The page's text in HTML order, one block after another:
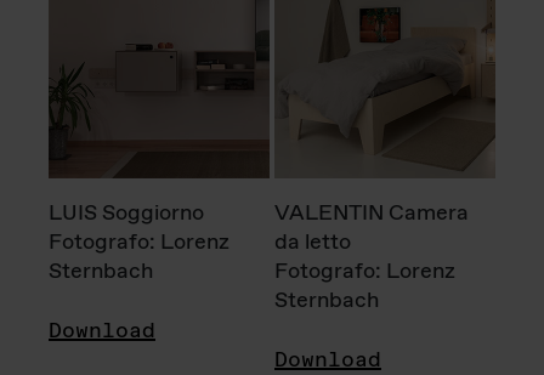
LUIS Soggiorno
Fotografo: Lorenz
Sternbach
Download
VALENTIN Camera
da letto
Fotografo: Lorenz
Sternbach
Download